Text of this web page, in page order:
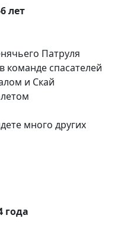
лет
Патруля
команде спасателей
и Скай
много других
года